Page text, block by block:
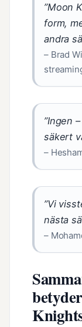
”Moon
form,
andra
– Brad
”Ingen
säkert
–
”Vi
nästa
–